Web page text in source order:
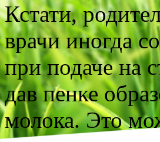
Кстати,
врачи иногда
при подаче на
дав пенке
молока. Это